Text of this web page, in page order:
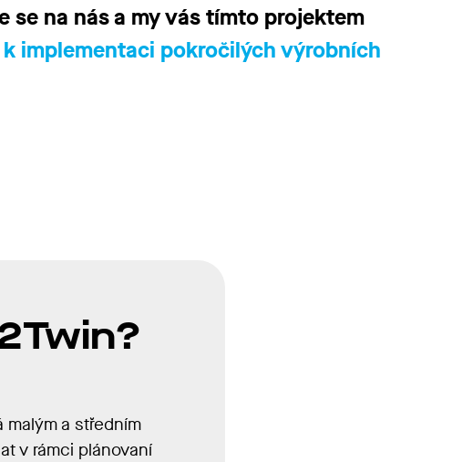
na nás a my vás tímto projektem
implementaci pokročilých výrobních
a středním
v rámci plánovaní